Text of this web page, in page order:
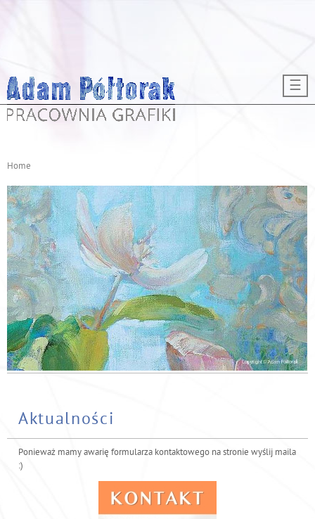
☰
Home
Aktualności
Ponieważ mamy awarię formularza kontaktowego na stronie wyślij maila
:)